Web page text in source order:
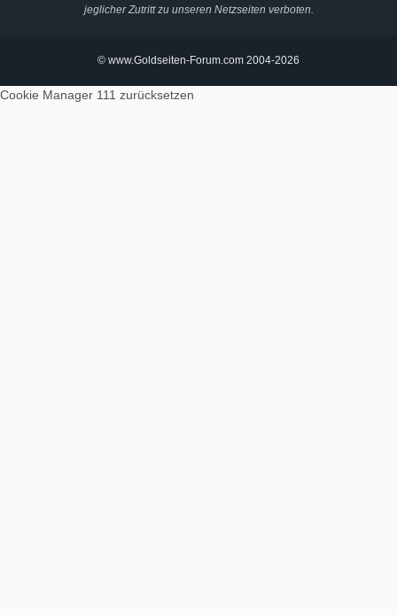
jeglicher Zutritt zu unseren Netzseiten verboten.
© www.Goldseiten-Forum.com 2004-2026
Cookie Manager 111 zurücksetzen